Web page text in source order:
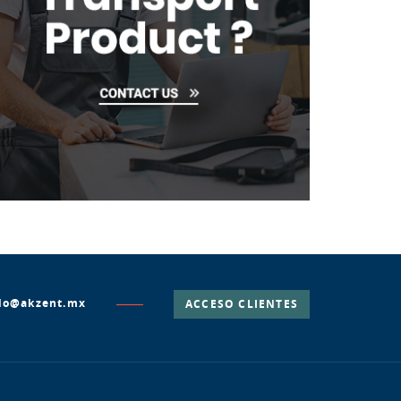
ACCESO CLIENTES